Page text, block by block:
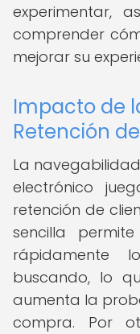
experimentar,
comprender
mejorar su
Impacto de
Retención
La
electrónico
retención de
sencilla
rápidamente
buscando, lo
aumenta la
compra. Por